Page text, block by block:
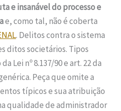
e insanável do processo e
e, como tal, não é coberta
. Delitos contra o sistema
ditos societários. Tipos
Lei nº 8.137/90 e art. 22 da
Peça que omite a
típicos e sua atribuição
qualidade de administrador